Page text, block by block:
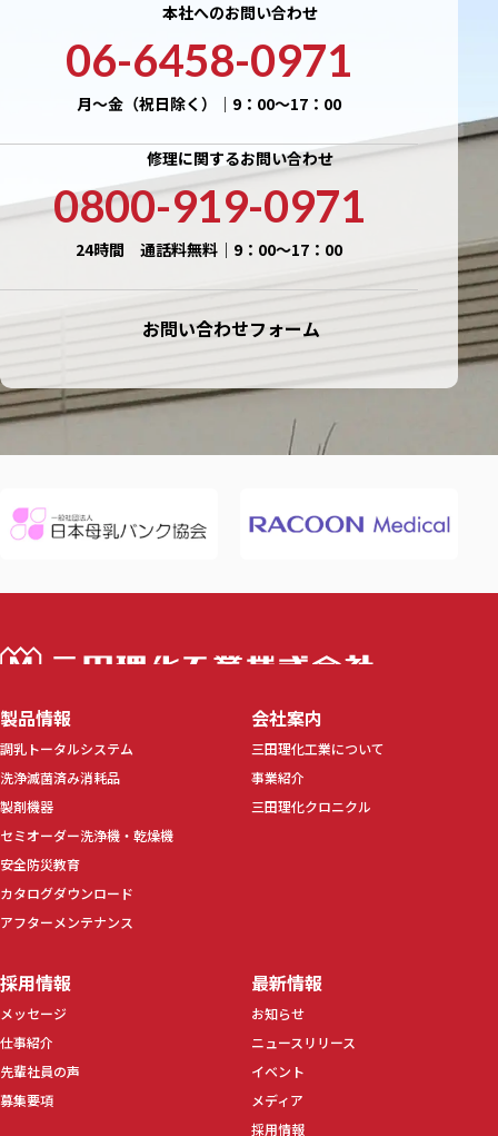
本社へのお問い合わせ
06-6458-0971
月〜金（祝日除く）｜9：00〜17：00
修理に関するお問い合わせ
0800-919-0971
24時間 通話料無料｜9：00〜17：00
お問い合わせフォーム
三田理化工業
製品情報
調乳トータルシステム
洗浄滅菌済み消耗品
製剤機器
セミオーダー洗浄機・乾燥機
安全防災教育
カタログダウンロード
アフターメンテナンス
会社案内
三田理化工業について
事業紹介
三田理化クロニクル
採用情報
メッセージ
仕事紹介
先輩社員の声
募集要項
最新情報
お知らせ
ニュースリリース
イベント
メディア
採用情報